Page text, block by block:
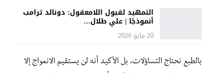
التمهيد لقبول اللامعقول: دونالد ترامب
أنموذجًا | علي طلال…
20 مايو 2026
بالطبع نحتاج التساؤلات، بل الأكيد أنه لن يستقيم الانعواج إلا